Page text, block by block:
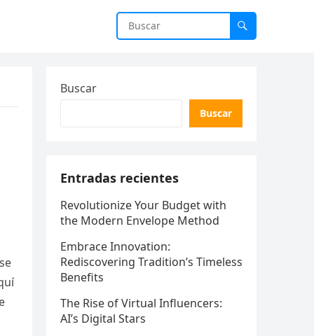
Buscar
Buscar
Entradas recientes
Revolutionize Your Budget with
the Modern Envelope Method
Embrace Innovation:
Rediscovering Tradition’s Timeless
Benefits
The Rise of Virtual Influencers:
AI’s Digital Stars